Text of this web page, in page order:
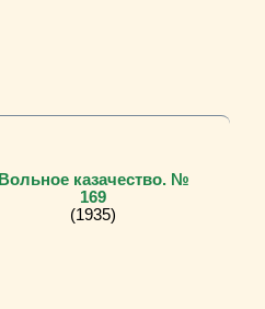
Вольное казачество. №
169
(1935)